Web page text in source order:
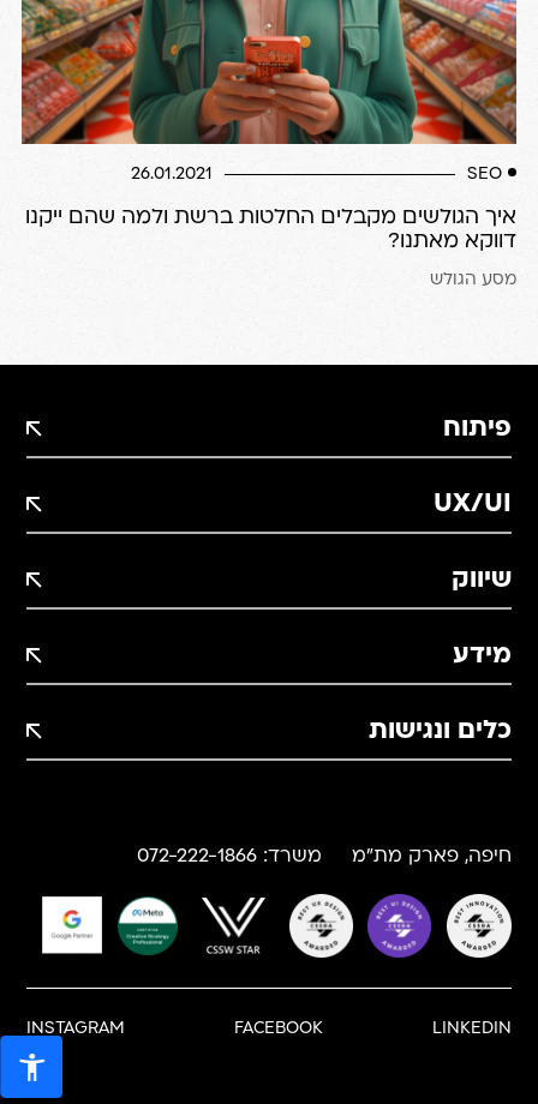
SEO
26.01.2021
איך הגולשים מקבלים החלטות ברשת ולמה שהם ייקנו
דווקא מאתנו?
מסע הגולש
פיתוח
UX/UI
שיווק
מידע
כלים ונגישות
חיפה, פארק מת"מ משרד:072-222-1866
LINKEDIN
FACEBOOK
INSTAGRAM